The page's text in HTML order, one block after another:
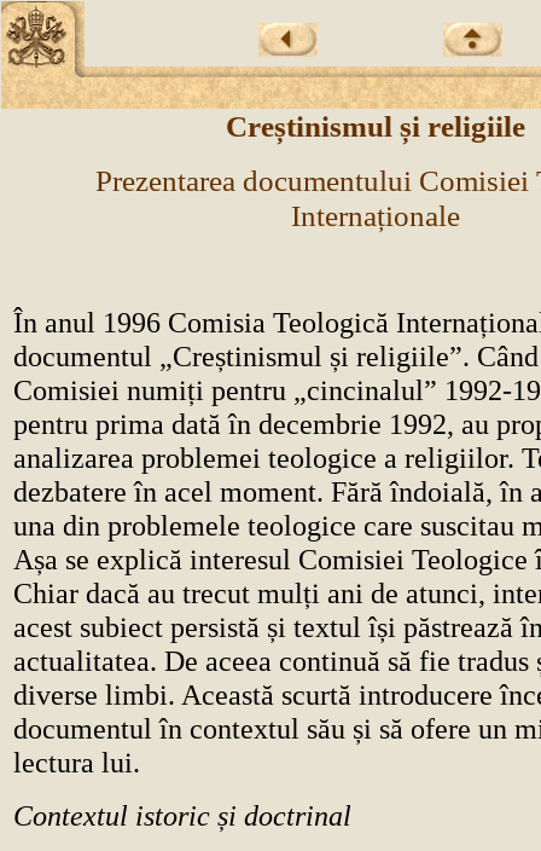
Creștinismul și religiile
Prezentarea documentului Comisiei
Internaționale
În anul 1996 Comisia Teologică
documentul „Creștinismul și religiile”.
Comisiei numiți pentru „cincinalul” 1992-
pentru prima dată în decembrie 1992, au
analizarea problemei teologice a religiilor.
dezbatere în acel moment. Fără îndoială, în
una din problemele teologice care suscitau
Așa se explică interesul Comisiei Teologice
Chiar dacă au trecut mulți ani de atunci,
acest subiect persistă și textul își păstrează
actualitatea. De aceea continuă să fie
diverse limbi. Această scurtă introducere
documentul în contextul său și să ofere un
lectura lui.
Contextul istoric și doctrinal